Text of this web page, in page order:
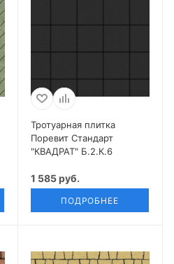
Тротуарная плитка
Поревит Стандарт
"КВАДРАТ" Б.2.К.6
1 585 руб.
ПОДРОБНЕЕ